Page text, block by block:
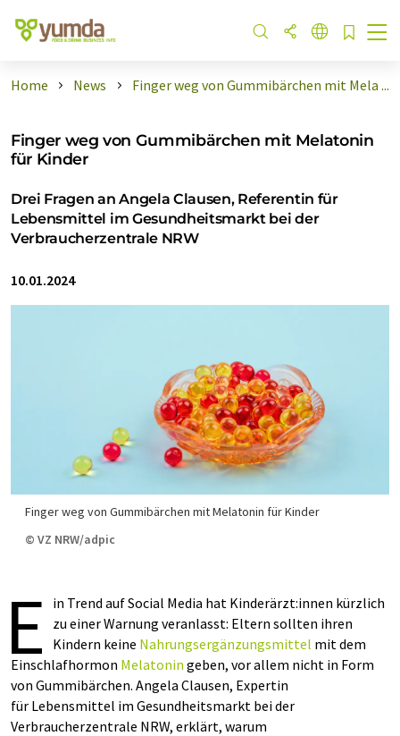
Home News Finger weg von Gummibärchen mit Mela ...
Finger weg von Gummibärchen mit Melatonin
für Kinder
Drei Fragen an Angela Clausen, Referentin für
Lebensmittel im Gesundheitsmarkt bei der
Verbraucherzentrale NRW
10.01.2024
Finger weg von Gummibärchen mit Melatonin für Kinder
© VZ NRW/adpic
E
in Trend auf Social Media hat Kinderärzt:innen kürzlich
zu einer Warnung veranlasst: Eltern sollten ihren
Kindern keine Nahrungsergänzungsmittel mit dem
Einschlafhormon Melatonin geben, vor allem nicht in Form
von Gummibärchen. Angela Clausen, Expertin
für Lebensmittel im Gesundheitsmarkt bei der
Verbraucherzentrale NRW, erklärt, warum